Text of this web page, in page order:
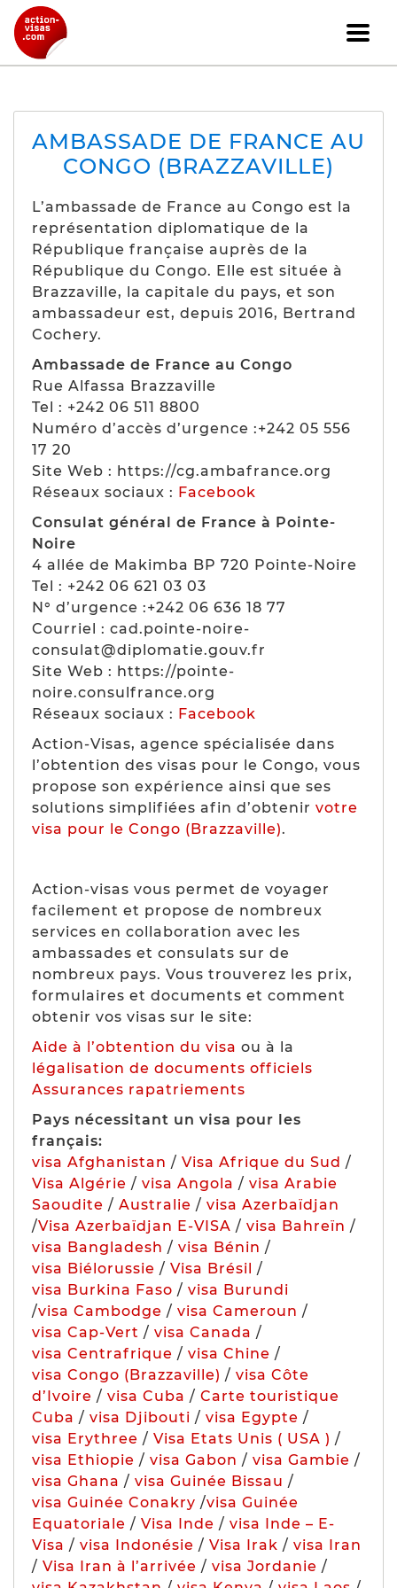
AMBASSADE DE FRANCE AU
CONGO (BRAZZAVILLE)
L’ambassade de France au Congo est la
représentation diplomatique de la
République française auprès de la
République du Congo. Elle est située à
Brazzaville, la capitale du pays, et son
ambassadeur est, depuis 2016, Bertrand
Cochery.
Ambassade de France au Congo
Rue Alfassa Brazzaville
Tel : +242 06 511 8800
Numéro d’accès d’urgence :+242 05 556
17 20
Site Web : https://cg.ambafrance.org
Réseaux sociaux : Facebook
Consulat général de France à Pointe-
Noire
4 allée de Makimba BP 720 Pointe-Noire
Tel : +242 06 621 03 03
N° d’urgence :+242 06 636 18 77
Courriel : cad.pointe-noire-
consulat@diplomatie.gouv.fr
Site Web : https://pointe-
noire.consulfrance.org
Réseaux sociaux : Facebook
Action-Visas, agence spécialisée dans
l’obtention des visas pour le Congo, vous
propose son expérience ainsi que ses
solutions simplifiées afin d’obtenir votre
visa pour le Congo (Brazzaville).
Action-visas vous permet de voyager
facilement et propose de nombreux
services en collaboration avec les
ambassades et consulats sur de
nombreux pays. Vous trouverez les prix,
formulaires et documents et comment
obtenir vos visas sur le site:
Aide à l’obtention du visa ou à la
légalisation de documents officiels
Assurances rapatriements
Pays nécessitant un visa pour les
français:
visa Afghanistan / Visa Afrique du Sud /
Visa Algérie / visa Angola / visa Arabie
Saoudite / Australie / visa Azerbaïdjan
/Visa Azerbaïdjan E-VISA / visa Bahreïn /
visa Bangladesh / visa Bénin /
visa Biélorussie / Visa Brésil /
visa Burkina Faso / visa Burundi
/visa Cambodge / visa Cameroun /
visa Cap-Vert / visa Canada /
visa Centrafrique / visa Chine /
visa Congo (Brazzaville) / visa Côte
d’Ivoire / visa Cuba / Carte touristique
Cuba / visa Djibouti / visa Egypte /
visa Erythree / Visa Etats Unis ( USA ) /
visa Ethiopie / visa Gabon / visa Gambie /
visa Ghana / visa Guinée Bissau /
visa Guinée Conakry /visa Guinée
Equatoriale / Visa Inde / visa Inde – E-
Visa / visa Indonésie / Visa Irak / visa Iran
/ Visa Iran à l’arrivée / visa Jordanie /